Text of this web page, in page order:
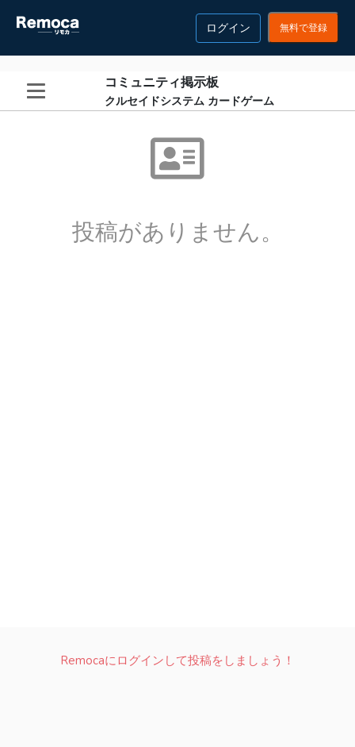
ログイン 無料で登録
コミュニティ掲示板
クルセイドシステム カードゲーム
投稿がありません。
Remocaにログインして投稿をしましょう！